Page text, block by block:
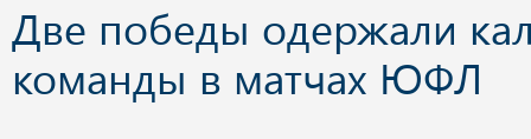
Две победы одержали
команды в матчах ЮФЛ